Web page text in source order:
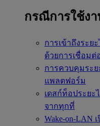
กรณีการใช้ง
การเข้าถึงระย
ด้วยการเชื่อม
การควบคุมระย
แพลตฟอร์ม
เดสก์ท็อประยะ
จากทุกที่
Wake-on-LAN